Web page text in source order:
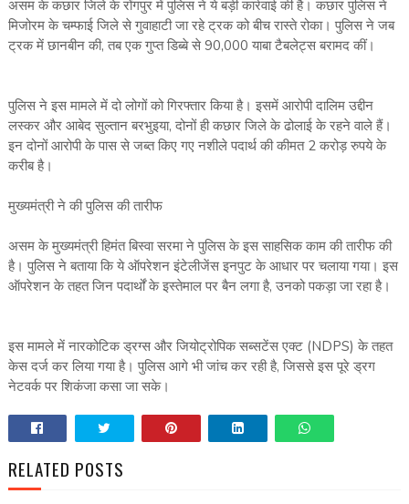
असम के कछार जिले के रोंगपुर में पुलिस ने ये बड़ी कार्रवाई की है। कछार पुलिस ने
मिजोरम के चम्फाई जिले से गुवाहाटी जा रहे ट्रक को बीच रास्ते रोका। पुलिस ने जब
ट्रक में छानबीन की, तब एक गुप्त डिब्बे से 90,000 याबा टैबलेट्स बरामद कीं।
पुलिस ने इस मामले में दो लोगों को गिरफ्तार किया है। इसमें आरोपी दालिम उद्दीन
लस्कर और आबेद सुल्तान बरभुइया, दोनों ही कछार जिले के ढोलाई के रहने वाले हैं।
इन दोनों आरोपी के पास से जब्त किए गए नशीले पदार्थ की कीमत 2 करोड़ रुपये के
करीब है।
मुख्यमंत्री ने की पुलिस की तारीफ
असम के मुख्यमंत्री हिमंत बिस्वा सरमा ने पुलिस के इस साहसिक काम की तारीफ की
है। पुलिस ने बताया कि ये ऑपरेशन इंटेलीजेंस इनपुट के आधार पर चलाया गया। इस
ऑपरेशन के तहत जिन पदार्थों के इस्तेमाल पर बैन लगा है, उनको पकड़ा जा रहा है।
इस मामले में नारकोटिक ड्रग्स और जियोट्रोपिक सब्सटेंस एक्ट (NDPS) के तहत
केस दर्ज कर लिया गया है। पुलिस आगे भी जांच कर रही है, जिससे इस पूरे ड्रग
नेटवर्क पर शिकंजा कसा जा सके।
RELATED POSTS